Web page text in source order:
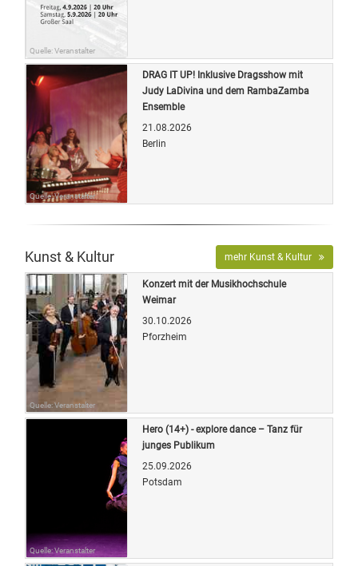
Quelle: Veranstalter
Quelle: Veranstalter
DRAG IT UP! Inklusive Dragsshow mit
Judy LaDivina und dem RambaZamba
Ensemble
21.08.2026
Berlin
Kunst & Kultur mehr Kunst & Kultur
Quelle: Veranstalter
Konzert mit der Musikhochschule
Weimar
30.10.2026
Pforzheim
Quelle: Veranstalter
Hero (14+) - explore dance – Tanz für
junges Publikum
25.09.2026
Potsdam